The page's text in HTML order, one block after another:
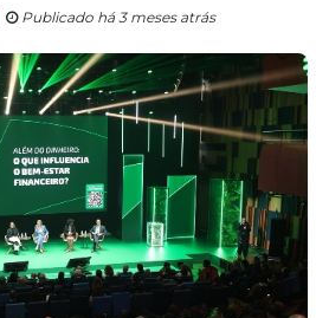
Publicado há 3 meses atrás